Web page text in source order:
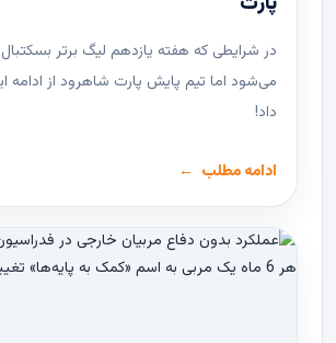
در شرایطی که هفته یازدهم لیگ ‌برتر بسکتبال
می‌شود اما تیم پایش پارت شاهرود از ادامه
داد!
ادامه مطلب